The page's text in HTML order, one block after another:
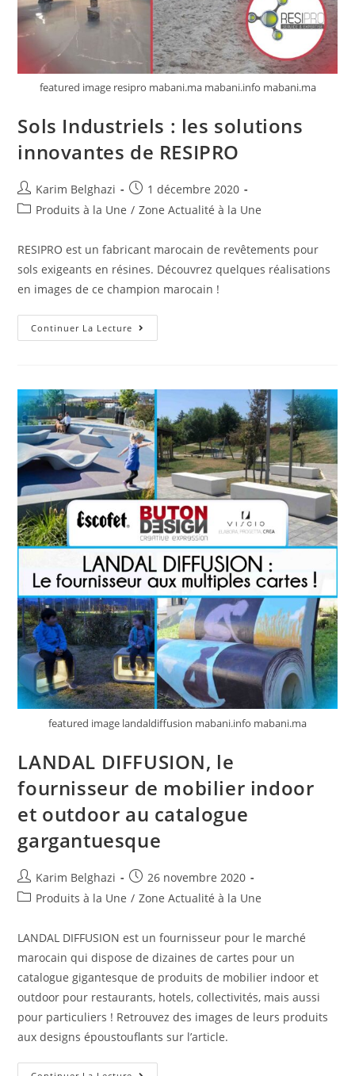
featured image resipro mabani.ma mabani.info mabani.ma
Sols Industriels : les solutions
innovantes de RESIPRO
Karim Belghazi
1 décembre 2020
Produits à la Une / Zone Actualité à la Une
RESIPRO est un fabricant marocain de revêtements pour
sols exigeants en résines. Découvrez quelques réalisations
en images de ce champion marocain !
Continuer La Lecture
featured image landaldiffusion mabani.info mabani.ma
LANDAL DIFFUSION, le
fournisseur de mobilier indoor
et outdoor au catalogue
gargantuesque
Karim Belghazi
26 novembre 2020
Produits à la Une / Zone Actualité à la Une
LANDAL DIFFUSION est un fournisseur pour le marché
marocain qui dispose de dizaines de cartes pour un
catalogue gigantesque de produits de mobilier indoor et
outdoor pour restaurants, hotels, collectivités, mais aussi
pour particuliers ! Retrouvez des images de leurs produits
aux designs époustouflants sur l’article.